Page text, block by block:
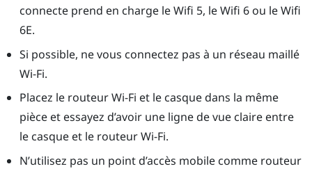
connecte prend en charge le Wifi 5, le Wifi 6 ou le Wifi
6E.
Si possible, ne vous connectez pas à un réseau maillé
Wi-Fi.
Placez le routeur Wi-Fi et le casque dans la même
pièce et essayez d’avoir une ligne de vue claire entre
le casque et le routeur Wi-Fi.
N’utilisez pas un point d’accès mobile comme routeur